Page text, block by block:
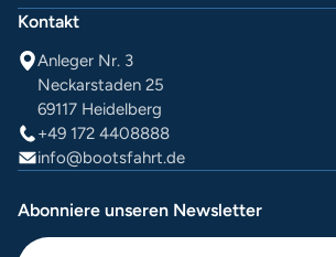
Kontakt
Anleger Nr. 3
Neckarstaden 25
69117 Heidelberg
+49 172 4408888
info@bootsfahrt.de
Abonniere unseren Newsletter